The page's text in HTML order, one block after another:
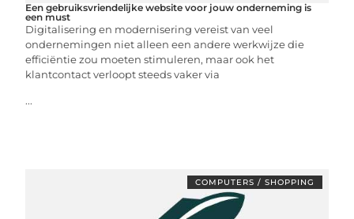
Een gebruiksvriendelijke website voor jouw onderneming is
een must
Digitalisering en modernisering vereist van veel
ondernemingen niet alleen een andere werkwijze die
efficiëntie zou moeten stimuleren, maar ook het
klantcontact verloopt steeds vaker via
...
COMPUTERS / SHOPPING